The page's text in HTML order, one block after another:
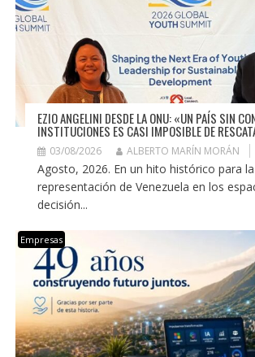
EZIO ANGELINI DESDE LA ONU: «UN PAÍS SIN
INSTITUCIONES ES CASI IMPOSIBLE DE
03/08/2026 ALBERTO MARÍN MORÁN
Agosto, 2026. En un hito histórico para la
representación de Venezuela en los
decisión...
Empresas